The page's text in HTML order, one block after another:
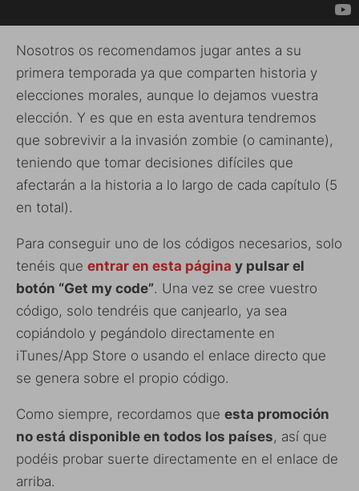
Nosotros os recomendamos jugar antes a su
primera temporada ya que comparten historia y
elecciones morales, aunque lo dejamos vuestra
elección. Y es que en esta aventura tendremos
que sobrevivir a la invasión zombie (o caminante),
teniendo que tomar decisiones difíciles que
afectarán a la historia a lo largo de cada capítulo (5
en total).
Para conseguir uno de los códigos necesarios, solo
tenéis que entrar en esta página y pulsar el
botón “Get my code”. Una vez se cree vuestro
código, solo tendréis que canjearlo, ya sea
copiándolo y pegándolo directamente en
iTunes/App Store o usando el enlace directo que
se genera sobre el propio código.
Como siempre, recordamos que esta promoción
no está disponible en todos los países, así que
podéis probar suerte directamente en el enlace de
arriba.